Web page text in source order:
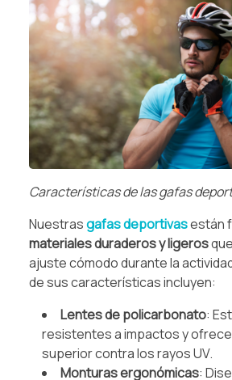
Características de las gafas
Nuestrasgafas deportivasestán
materiales duraderos y ligeros
ajuste cómodo durante la
de sus características incluyen:
Lentes de policarbonato:
resistentes a impactos y
superior contra los rayos UV.
Monturas ergonómicas: